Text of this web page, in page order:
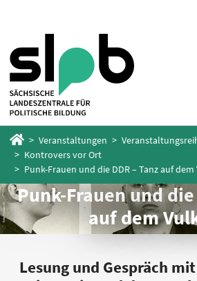
springen
springen
Startseite
Veranstaltungen
Kontrovers vor Ort
Punk-Frauen und die DDR – Tanz auf dem
Punk-Frauen und die
auf dem
Lesung und Gespräch